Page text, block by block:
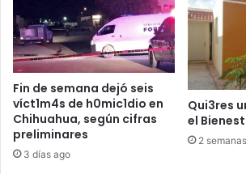
Fin de semana dejó seis
víct1m4s de h0mic1dio en
Chihuahua, según cifras
preliminares
3 días ago
Qui3res
el
2